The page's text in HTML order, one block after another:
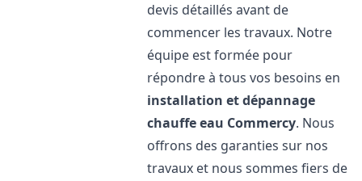
devis détaillés avant de
commencer les travaux. Notre
équipe est formée pour
répondre à tous vos besoins en
installation et dépannage
chauffe eau Commercy. Nous
offrons des garanties sur nos
travaux et nous sommes fiers de